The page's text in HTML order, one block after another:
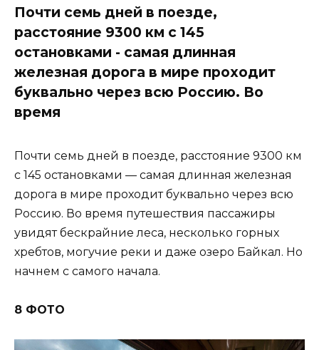
Почти семь дней в поезде,
расстояние 9300 км с 145
остановками - самая длинная
железная дорога в мире проходит
буквально через всю Россию. Во
время
Почти семь дней в поезде, расстояние 9300 км
с 145 остановками — самая длинная железная
дорога в мире проходит буквально через всю
Россию. Во время путешествия пассажиры
увидят бескрайние леса, несколько горных
хребтов, могучие реки и даже озеро Байкал. Но
начнем с самого начала.
8 ФОТО